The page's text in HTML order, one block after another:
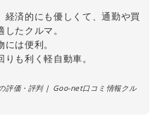
経済的にも優しくて、通勤や買
たクルマ。
には便利。
りも利く軽自動車。
評価・評判 | Goo-net口コミ情報クル